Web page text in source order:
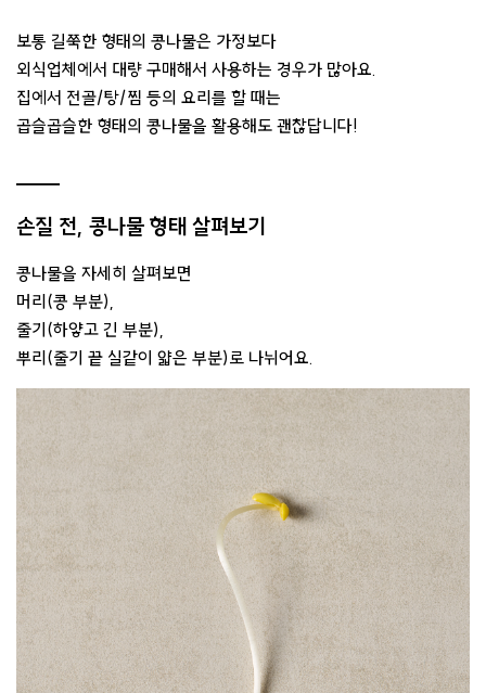
보통 길쭉한 형태의 콩나물은 가정보다
외식업체에서 대량 구매해서 사용하는 경우가 많아요.
집에서 전골/탕/찜 등의 요리를 할 때는
곱슬곱슬한 형태의 콩나물을 활용해도 괜찮답니다!
손질 전, 콩나물 형태 살펴보기
콩나물을 자세히 살펴보면
머리(콩 부분),
줄기(하얗고 긴 부분),
뿌리(줄기 끝 실같이 얇은 부분)로 나뉘어요.